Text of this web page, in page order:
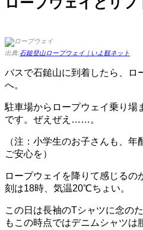
出典:石鎚登山ロープウェイ｜いよ観ネット
バスで石鎚山に到着したら、ロ
へ。
駐車場からロープウェイ乗り場
です。ぜえぜえ……。
（注：小学生のお子さんも、
ご安心を）
ロープウェイを降りて感じる
刻は18時、気温20℃ちょい。
この日は長袖のTシャツに念の
もこの時点ではデニムシャツは